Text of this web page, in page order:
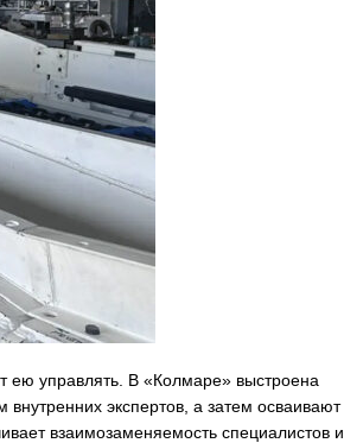
ею управлять. В «Колмаре» выстроена
экспертов, а затем осваивают
взаимозаменяемость специалистов и